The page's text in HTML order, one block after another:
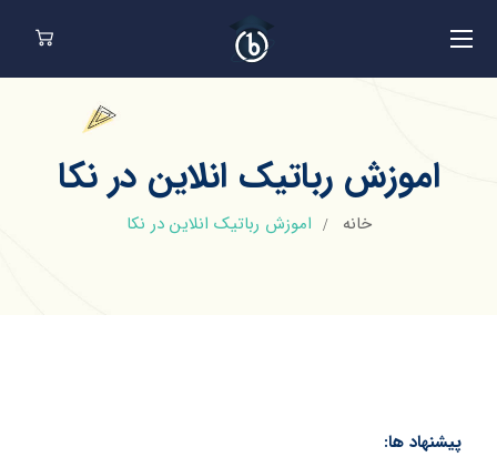
اموزش رباتیک انلاین در نکا
خانه اموزش رباتیک انلاین در نکا
پیشنهاد ها: